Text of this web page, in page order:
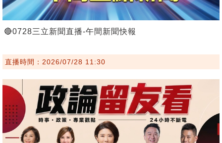
🔴0728三立新聞直播-午間新聞快報
直播時間：2026/07/28 11:30